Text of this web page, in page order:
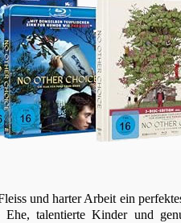
und harter Arbeit ein
Ehe, talentierte Kinder und